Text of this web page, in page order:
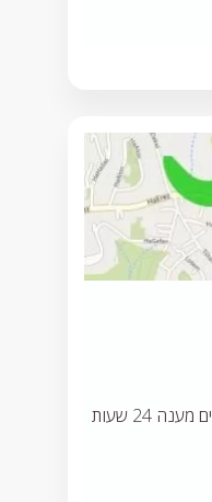
מחפש מנעולן באורה? אנחנו נותנים מענה 24 שעות